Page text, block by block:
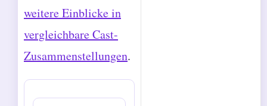
weitere Einblicke in
vergleichbare Cast-
Zusammenstellungen.